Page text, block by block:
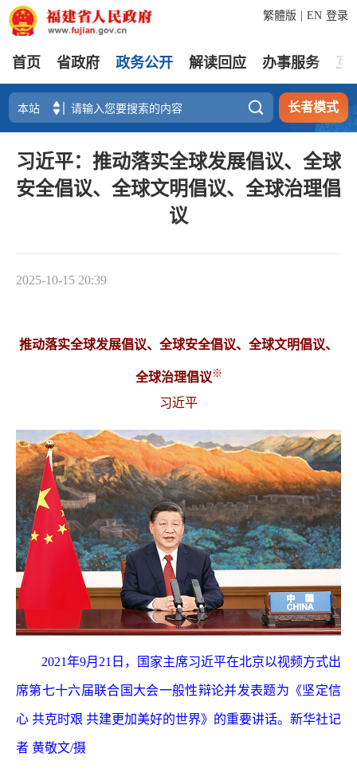
登录
繁體版 EN
首页 省政府 政务公开 解读回应 办事服务 互
 长者模式
习近平：推动落实全球发展倡议、全球
安全倡议、全球文明倡议、全球治理倡
议
2025-10-15 20:39
推动落实全球发展倡议、全球安全倡议、全球文明倡议、
全球治理倡议※
习近平
2021年9月21日，国家主席习近平在北京以视频方式出
席第七十六届联合国大会一般性辩论并发表题为《坚定信
心 共克时艰 共建更加美好的世界》的重要讲话。新华社记
者 黄敬文/摄